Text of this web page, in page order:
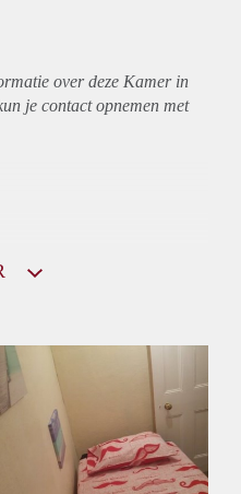
over deze Kamer in
je contact opnemen met